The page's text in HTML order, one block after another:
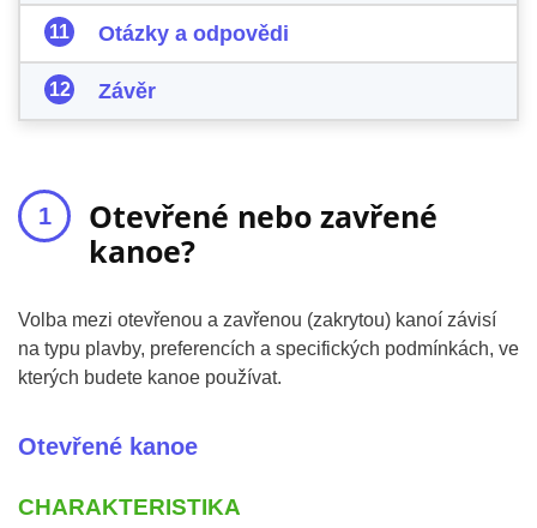
Otázky a odpovědi
Závěr
Otevřené nebo zavřené
kanoe?
Volba mezi otevřenou a zavřenou (zakrytou) kanoí závisí
na typu plavby, preferencích a specifických podmínkách, ve
kterých budete kanoe používat.
Otevřené kanoe
CHARAKTERISTIKA